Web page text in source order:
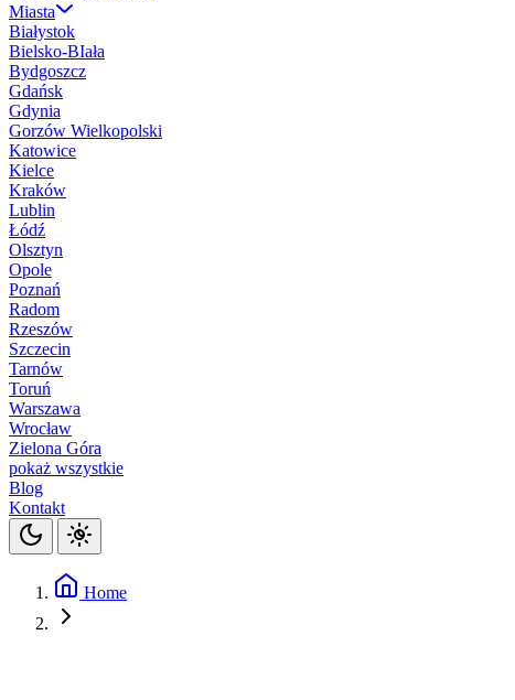
Miasta
Białystok
Bielsko-BIała
Bydgoszcz
Gdańsk
Gdynia
Gorzów Wielkopolski
Katowice
Kielce
Kraków
Lublin
Łódź
Olsztyn
Opole
Poznań
Radom
Rzeszów
Szczecin
Tarnów
Toruń
Warszawa
Wrocław
Zielona Góra
pokaż wszystkie
Blog
Kontakt
Home